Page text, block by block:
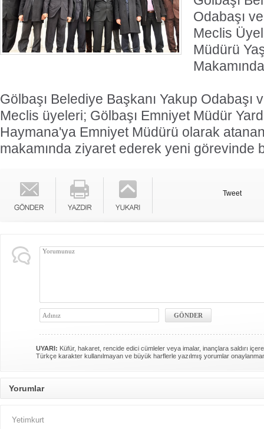
Odabaşı
Meclis
Müdürü
Gölbaşı Belediye Başkanı Yakup Odabaşı
Meclis üyeleri; Gölbaşı Emniyet Müdür
Haymana'ya Emniyet Müdürü olarak
makamında ziyaret ederek yeni görevinde
Tweet
UYARI: Küfür, hakaret, rencide edici cümleler veya imalar, inançlara saldırı
Türkçe karakter kullanılmayan ve büyük harflerle yazılmış yorumlar
Yorumlar
Yetimkurt